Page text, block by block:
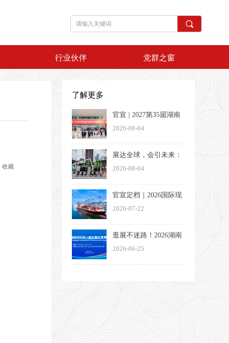
行业伙伴 党群之窗
끠
收藏
了解更多
官宣 | 2027第35届湖南
医疗器械展览会定档3
2026-08-04
展达全球，会引未来：
一家湖南会展企业的出
2026-08-04
官宣定档｜2026国际现
代物流与交通（长沙）
大启幕
2026-07-22
逛展不迷路！2026湖南
内外贸一体化融合发展
2026-06-25